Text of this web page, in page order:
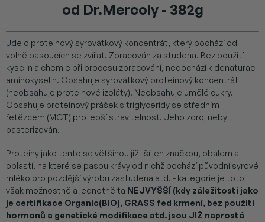
od Dr.Mercoly - 382g
Jde o proteinový syrovátkový koncentrát, který pochází od
volně pasoucích se zvířat. Zpracován za studena. Bez použití
kyselin a chemie při procesu zpracování, nedochází k denaturaci
aminokyselin. Obsahuje syrovátkový proteinový koncentrát
(neobsahuje proteinové izoláty). Neobsahuje umělé cukry.
Obsahuje proteinový prášek s triglyceridy se středním
řetězcem (MCT) pro lepší stravitelnost. Jeho zdroj nebyl
pasterizován.
Proteiny jako tento se většinou již liší jen značkou, obalem a
oblastí, na které se pasou krávy od nichž pochází původní syrové
mléko pro pozdější výrobu zastudena atd. - kategorie je toto
však možnostně a jednotně ta NEJVYŠŠÍ (kdy záležitosti jako
je certifikace Organic(BIO), GRASS fed krmení, bez použití
hormonů a genetické modifikace atd. jsou JIŽ naprostá